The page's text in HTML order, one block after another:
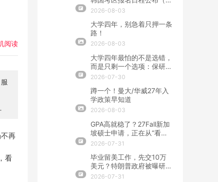
阅读
再
看
抢位攻略）
2026-08-03
大学四年，别急着只押一条
路！
2026-08-03
大学四年最怕的不是选错，
而是只剩一个选项：保研、
留学、就业该怎么提前布
2026-07-30
蹲一个！曼大/华威27年入
学政策早知道
2026-08-03
GPA高就稳了？27Fall新加
坡硕士申请，正在从“看
分”转向“看整套证据”
2026-07-31
毕业留美工作，先交10万
美元？特朗普政府被曝研究
OPT新收费
2026-07-31